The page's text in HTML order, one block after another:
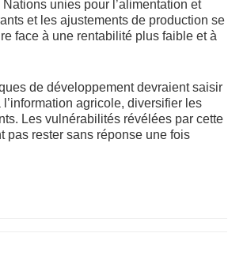
unies pour l’alimentation et
et les ajustements de production se
face à une rentabilité plus faible et à
de développement devraient saisir
agricole, diversifier les
Les vulnérabilités révélées par cette
pas rester sans réponse une fois